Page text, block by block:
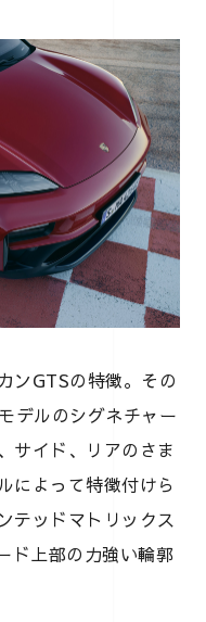
ンGTSの特徴。その
デルのシグネチャー
サイド、リアのさま
によって特徴付けら
テッドマトリックス
ド上部の力強い輪郭